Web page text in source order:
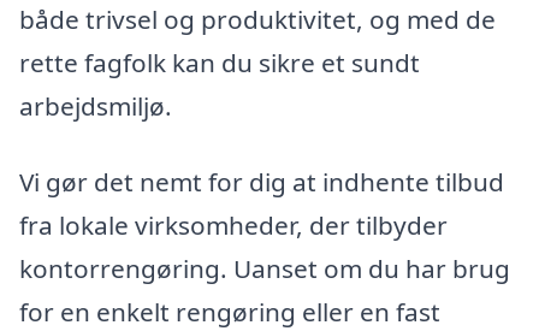
både trivsel og produktivitet, og med de
rette fagfolk kan du sikre et sundt
arbejdsmiljø.
Vi gør det nemt for dig at indhente tilbud
fra lokale virksomheder, der tilbyder
kontorrengøring. Uanset om du har brug
for en enkelt rengøring eller en fast